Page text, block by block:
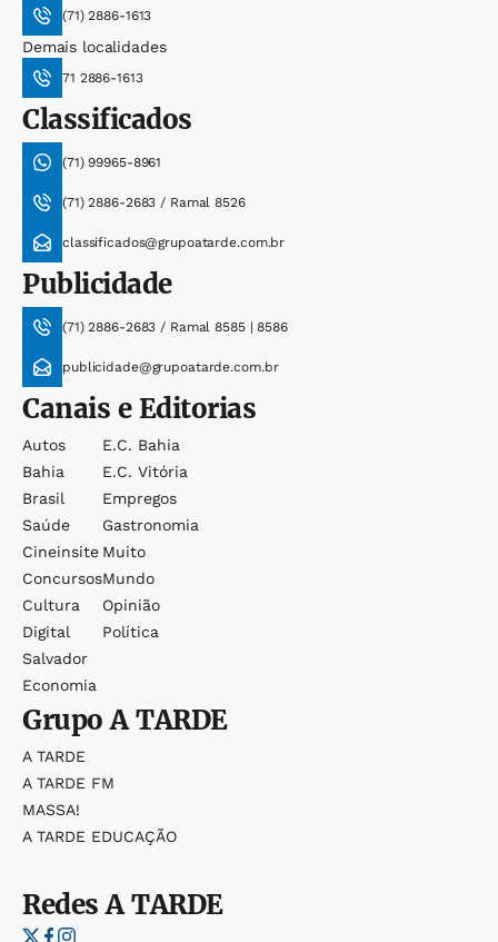
(71) 2886-1613
Demais localidades
71 2886-1613
Classificados
(71) 99965-8961
(71) 2886-2683 / Ramal 8526
classificados@grupoatarde.com.br
Publicidade
(71) 2886-2683 / Ramal 8585 | 8586
publicidade@grupoatarde.com.br
Canais e Editorias
Autos
Bahia
Brasil
Saúde
Cineinsite
Concursos
Cultura
Digital
Salvador
Economia
E.c. Bahia
E.c. Vitória
Empregos
Gastronomia
Muito
Mundo
Opinião
Política
GrupoA TARDE
A TARDE
A TARDE FM
MASSA!
A TARDE EDUCAÇÃO
RedesA TARDE